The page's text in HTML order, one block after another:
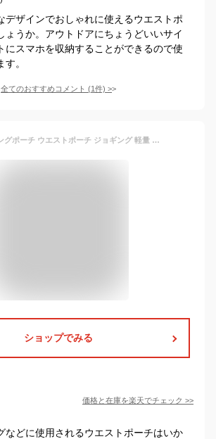
デザインでおしゃれに使えるウエストポ
ょうか。アウトドアにちょうどいいサイ
にスマホを収納することができるので使
。
全てのおすすめコメント (1件) >
防水 ランニングポーチ ウエストポーチ ジョギング 軽量 フィットモデル スポーツ アウトドア メンズ レディース ウエストバック スマートフォン iPhone マラソン
ショップでみる
価格と在庫を楽天でチェック >>
などに使用されるウエストポーチはいか